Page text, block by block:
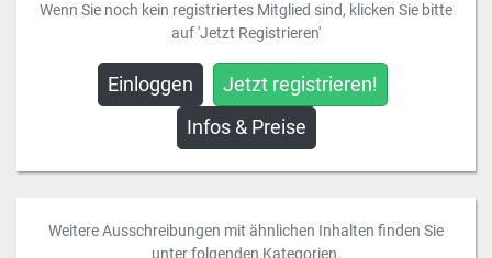
Wenn Sie noch kein registriertes Mitglied sind, klicken Sie bitte
auf 'Jetzt Registrieren'
Einloggen
Jetzt registrieren!
Infos & Preise
Weitere Ausschreibungen mit ähnlichen Inhalten finden Sie
unter folgenden Kategorien.